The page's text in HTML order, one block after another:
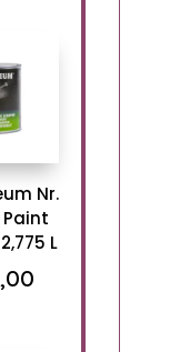
Nr.
Paint
L